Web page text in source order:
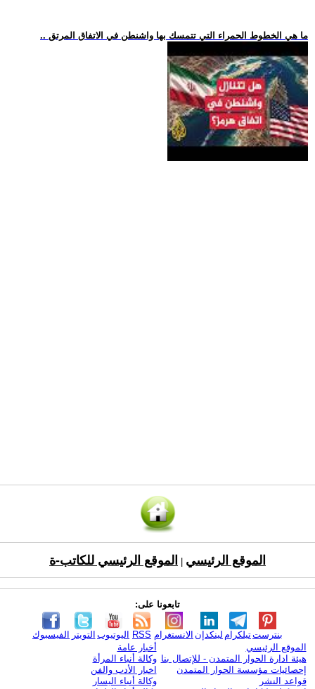
.. ما هي الخطوط الحمراء التي تتمسك بها واشنطن في الاتفاق المرتق
الموقع الرئيسي الموقع الرئيسي للكاتب-ة
تابعونا على:
الفيسبوك التويتر اليوتيوب RSS الانستغرام لينكدإن تيلكرامبنترست
الموقع الرئيسي
هيئة ادارة الحوار المتمدن - للإتصال بنا
إحصائيات مؤسسة الحوار المتمدن
قواعد النشر
أخبار عامة
وكالة أنباء المرأة
اخبار الأدب والفن
وكالة أنباء اليسار